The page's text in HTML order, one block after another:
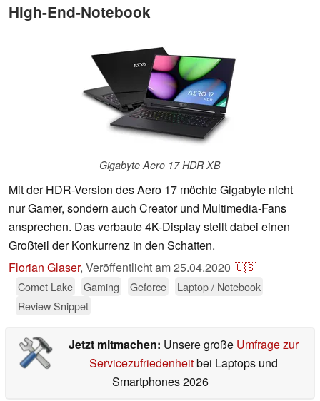
High-End-Notebook
Gigabyte Aero 17 HDR XB
Mit der HDR-Version des Aero 17 möchte Gigabyte nicht
nur Gamer, sondern auch Creator und Multimedia-Fans
ansprechen. Das verbaute 4K-Display stellt dabei einen
Großteil der Konkurrenz in den Schatten.
Florian Glaser, Veröffentlicht am25.04.2020 🇺🇸
Comet Lake Gaming Geforce
Laptop / Notebook
Review Snippet
Jetzt mitmachen: Unsere große Umfrage zur
Servicezufriedenheitbei Laptops und
Smartphones 2026